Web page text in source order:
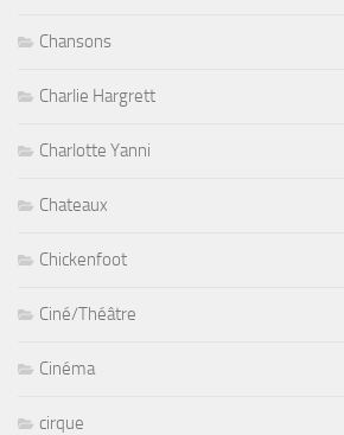
Chansons
Charlie Hargrett
Charlotte Yanni
Chateaux
Chickenfoot
Ciné/Théâtre
Cinéma
cirque